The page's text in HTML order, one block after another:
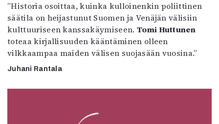
”Historia osoittaa, kuinka kulloinenkin poliittinen
säätila on heijastunut Suomen ja Venäjän välisiin
kulttuuriseen kanssakäymiseen. Tomi Huttunen
toteaa kirjallisuuden kääntäminen olleen
vilkkaampaa maiden välisen suojasään vuosina.”
Juhani Rantala